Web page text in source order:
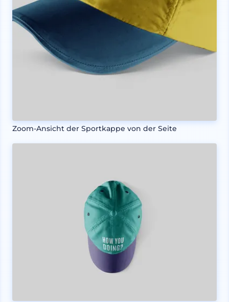
Zoom-Ansicht der Sportkappe von der Seite